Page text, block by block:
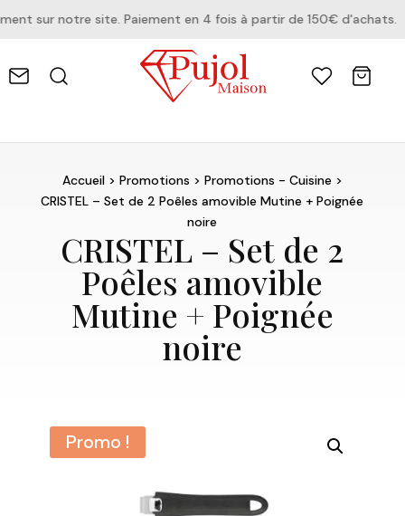
sur notre site. Paiement en 4 fois à partir de 150€ d'achats.
Accueil> Promotions > Promotions - Cuisine>
CRISTEL – Set de 2 Poêles amovible Mutine + Poignée
noire
CRISTEL – Set de 2
Poêles amovible
Mutine + Poignée
noire
Promo !